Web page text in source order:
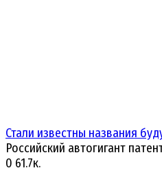
Стали известны названия
Российский автогигант
0 61.7к.